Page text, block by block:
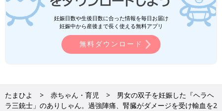
妊娠日数や生後日数に合った情報を毎日お届け
妊娠中から産後まで長く使える無料アプリ
無料ダウンロード
たまひよ 赤ちゃん・育児
男女の双子を妊娠した『ヘラヘ
ラ三銃士」のありしゃん。過強陣痛、腎臓がダメージを受け輸血を2